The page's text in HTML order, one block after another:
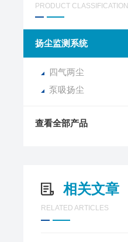
PRODUCT CLASSIFICATION
扬尘监测系统
四气两尘
泵吸扬尘
查看全部产品
相关文章
RELATED ARTICLES